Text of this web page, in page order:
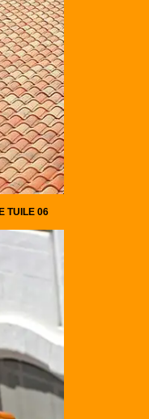
TUILE 06